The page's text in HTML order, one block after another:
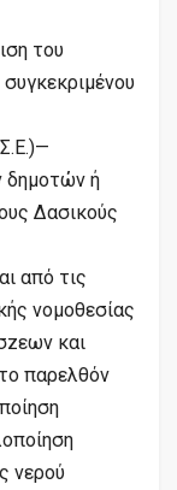
του
δημοτών ή
Δασικούς
από τις
νομοθεσίας
και
παρελθόν
νερού